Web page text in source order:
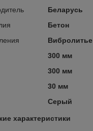
Беларусь
Бетон
Вибролитье
300 мм
300 мм
30 мм
Серый
характеристики